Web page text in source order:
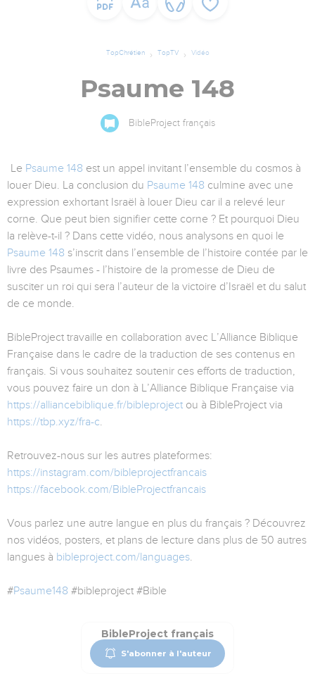
TopChrétien TopTV Vidéo
Psaume 148
BibleProject français
Le Psaume 148 est un appel invitant l’ensemble du cosmos à
louer Dieu. La conclusion du Psaume 148 culmine avec une
expression exhortant Israël à louer Dieu car il a relevé leur
corne. Que peut bien signifier cette corne ? Et pourquoi Dieu
la relève-t-il ? Dans cette vidéo, nous analysons en quoi le
Psaume 148 s’inscrit dans l’ensemble de l’histoire contée par le
livre des Psaumes - l’histoire de la promesse de Dieu de
susciter un roi qui sera l’auteur de la victoire d’Israël et du salut
de ce monde.
BibleProject travaille en collaboration avec L’Alliance Biblique
Française dans le cadre de la traduction de ses contenus en
français. Si vous souhaitez soutenir ces efforts de traduction,
vous pouvez faire un don à L’Alliance Biblique Française via
https://alliancebiblique.fr/bibleproject ou à BibleProject via
https://tbp.xyz/fra-c.
Retrouvez-nous sur les autres plateformes:
https://instagram.com/bibleprojectfrancais
https://facebook.com/BibleProjectfrancais
Vous parlez une autre langue en plus du français ? Découvrez
nos vidéos, posters, et plans de lecture dans plus de 50 autres
langues à bibleproject.com/languages.
#Psaume148 #bibleproject #Bible
BibleProject français
S'abonner à l'auteur